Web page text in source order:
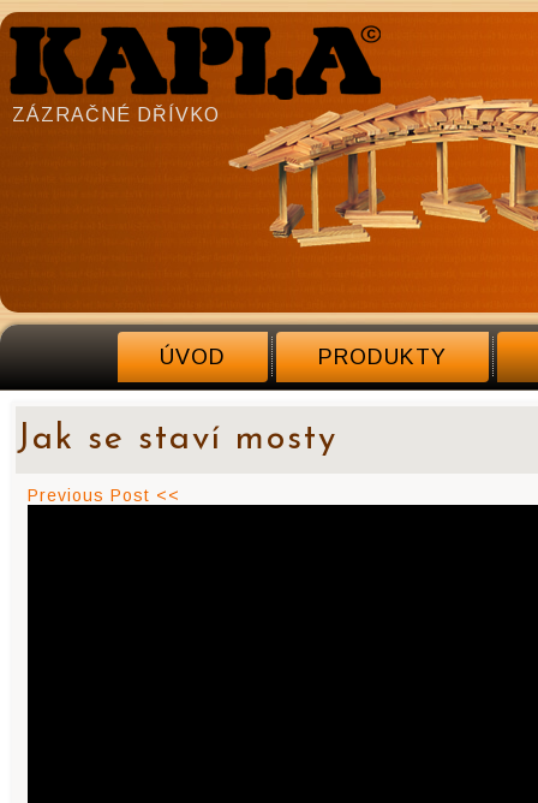
ZÁZRAČNÉ DŘÍVKO
ÚVOD PRODUKTY
Jak se staví mosty
Previous Post <<